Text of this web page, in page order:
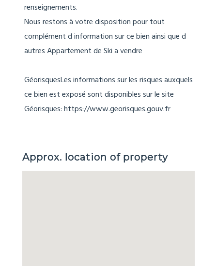
renseignements.
Nous restons à votre disposition pour tout
complément d information sur ce bien ainsi que d
autres Appartement de Ski a vendre
GéorisquesLes informations sur les risques auxquels
ce bien est exposé sont disponibles sur le site
Géorisques: https://www.georisques.gouv.fr
Approx. location of property